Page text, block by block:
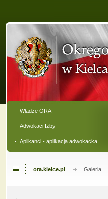
Władze ORA
Adwokaci Izby
Aplikanci - aplikacja adwokacka
ora.kielce.pl Galeria